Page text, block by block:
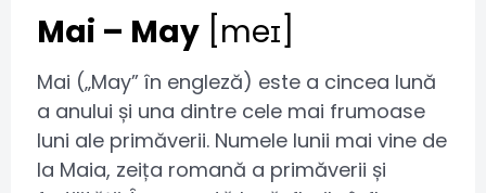
Mai – May [meɪ]
Mai („May” în engleză) este a cincea lună
a anului și una dintre cele mai frumoase
luni ale primăverii. Numele lunii mai vine de
la Maia, zeița romană a primăverii și